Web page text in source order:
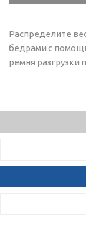
Распределите
бедрами с
ремня разгрузки